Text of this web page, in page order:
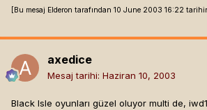
[Bu mesaj Elderon tarafından 10 June 2003 16:22
axedice
Mesaj tarihi: Haziran 10, 2003
Black Isle oyunları güzel oluyor multi de,